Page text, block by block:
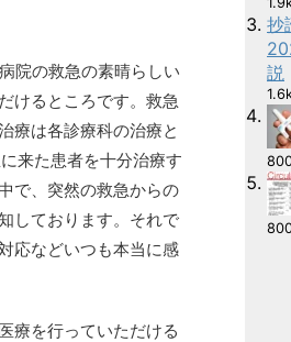
院の救急の素晴らしい
けるところです。救急
療は各診療科の治療と
来た患者を十分治療す
で、突然の救急からの
しております。それで
応などいつも本当に感
療を行っていただける
抄
説